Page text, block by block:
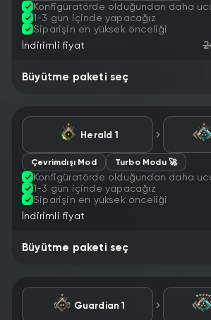
Konfigüratörde olduğundan daha
1-3 gün içinde yapacağız
Siparişin en yüksek önceliği
İndirimli fiyat
Büyütme paketi seç
Herald 1
Çevrimdışı Mod Turbo Modu 🚀
Konfigüratörde olduğundan daha
1-3 gün içinde yapacağız
Siparişin en yüksek önceliği
İndirimli fiyat
Büyütme paketi seç
Guardian 1